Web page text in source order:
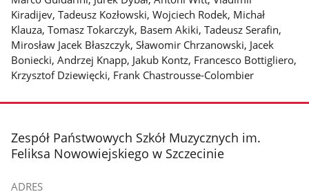
Kiradijev, Tadeusz Kozłowski, Wojciech Rodek, Michał
Klauza, Tomasz Tokarczyk, Basem Akiki, Tadeusz Serafin,
Mirosław Jacek Błaszczyk, Sławomir Chrzanowski, Jacek
Boniecki, Andrzej Knapp, Jakub Kontz, Francesco Bottigliero,
Krzysztof Dziewięcki, Frank Chastrousse-Colombier
stopka
Zespół Państwowych Szkół Muzycznych im.
Feliksa Nowowiejskiego w Szczecinie
ADRES